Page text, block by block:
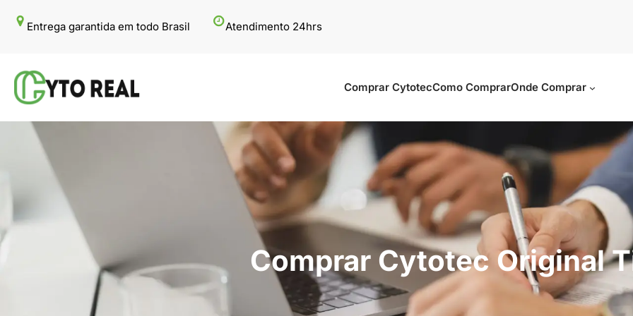
para
conteúdo
Entrega garantida em todo Brasil Atendimento 24hrs
Comprar CytotecComo ComprarOnde Comprar
Comprar Cytotec Original